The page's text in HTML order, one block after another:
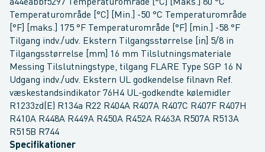
a44eabbf5297 Temperaturområde [°C] [Maks.] 80 °C
Temperaturområde [°C] [Min.] -50 °C Temperaturområde
[°F] [maks.] 175 °F Temperaturområde [°F] [min.] -58 °F
Tilgang indv./udv. Ekstern Tilgangsstørrelse [in] 5/8 in
Tilgangsstørrelse [mm] 16 mm Tilslutningsmateriale
Messing Tilslutningstype, tilgang FLARE Type SGP 16 N
Udgang indv./udv. Ekstern UL godkendelse filnavn Ref.
væskestandsindikator 76H4 UL-godkendte kølemidler
R1233zd(E) R134a R22 R404A R407A R407C R407F R407H
R410A R448A R449A R450A R452A R463A R507A R513A
R515B R744
Specifikationer